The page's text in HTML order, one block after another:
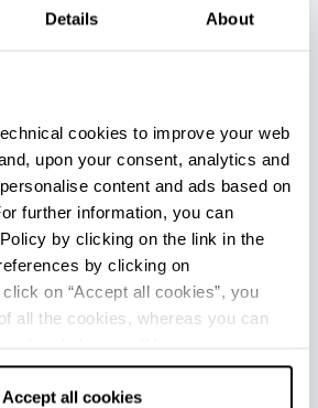
Details About
cookies to improve your web
upon your consent, analytics and
content and ads based on
further information, you can
by clicking on the link in the
by clicking on
on “Accept all cookies”, you
all the cookies, whereas you can
the technical cookies for the
the website will be used.
Accept all cookies
von lokalen Speisen
kulinarische Fest mit
auf demBalkon der Adria
natürliche Produkte im
Tal.
und Montefiore erstreckt